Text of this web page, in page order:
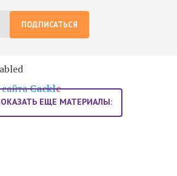
ПОДПИСАТЬСЯ
Cackle
ЕЩЕ МАТЕРИАЛЫ: